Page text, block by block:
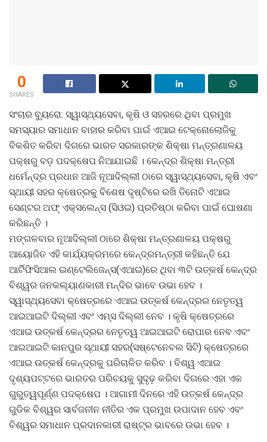
0
SHARES
ସଂଚାର ବ୍ୟୁରୋ: ସ୍ୱାସ୍ଥ୍ୟସେବା, କୃଷି ଓ ସହରରେ ଥିବା ପ୍ରମୁଖ
ସମସ୍ୟାର ସମାଧାନ ବାହାର କରିବା ପାଇଁ ଏଆଇ ଟେକ୍ନୋଲୋଜିକୁ
ବିକଶିତ କରିବା ଦିଗରେ ଭାରତ ସରକାରଙ୍କ ଶିକ୍ଷା ମନ୍ତ୍ରଣାଳୟ
ପକ୍ଷରୁ ବଡ଼ ପଦକ୍ଷେପ ନିଆଯାଇଛି । କେନ୍ଦ୍ର ଶିକ୍ଷା ମନ୍ତ୍ରୀ
ଧର୍ମେନ୍ଦ୍ର ପ୍ରଧାନ ଆଜି ନୂଆଦିଲ୍ଲୀ ଠାରେ ସ୍ୱାସ୍ଥ୍ୟସେବା, କୃଷି ଏବଂ
ସ୍ଥାୟୀ ସହର କ୍ଷେତ୍ରକୁ ବିଶେଷ ଦୃଷ୍ଟିରେ ରଖି ତିନୋଟି ଏଆଇ
ସେଣ୍ଟର ଅଫ୍ ଏକ୍ସଲେନ୍ସ (ସିଓଇ) ପ୍ରତିଷ୍ଠା କରିବା ପାଇଁ ଘୋଷଣା
କରିଛନ୍ତି ।
ମଙ୍ଗଳବାର ନୂଆଦିଲ୍ଲୀ ଠାରେ ଶିକ୍ଷା ମନ୍ତ୍ରଣାଳୟ ପକ୍ଷରୁ
ଆୟୋଜିତ ଏହି କାର୍ଯ୍ୟକ୍ରମରେ କେନ୍ଦ୍ରମନ୍ତ୍ରୀ କହିଛନ୍ତି ଯେ
ଆର୍ଟିଫିସିଆଲ ଇଣ୍ଟେଲିଜେନ୍ସ(ଏଆଇ)ରେ ଥିବା ୩ଟି ଉତ୍କର୍ଷ କେନ୍ଦ୍ର
ବିଶ୍ୱର ଜନକଲ୍ୟାଣକାରୀ ମନ୍ଦିର ଭାବେ ଉଭା ହେବ ।
ସ୍ୱାସ୍ଥ୍ୟସେବା କ୍ଷେତ୍ରରେ ଏଆଇ ଉତ୍କର୍ଷ କେନ୍ଦ୍ରର ନେତୃତ୍ୱ
ଆଇଆଇଟି ଦିଲ୍ଲୀ ଏବଂ ଏମ୍ସ ଦିଲ୍ଲୀ ନେବ । କୃଷି କ୍ଷେତ୍ରରେ
ଏଆଇ ଉତ୍କର୍ଷ କେନ୍ଦ୍ରର ନେତୃତ୍ୱ ଆଇଆଇଟି ରୋପାର ନେବ ଏବଂ
ଆଇଆଇଟି କାନପୁର ସ୍ଥାୟୀ ସହର(ସଷ୍ଟେନେବଲ ସିଟି) କ୍ଷେତ୍ରରେ
ଏଆଇ ଉତ୍କର୍ଷ କେନ୍ଦ୍ରକୁ ପରିଚାଳିତ କରିବ । ବିଶ୍ୱ ଏଆଇ
ଦୃଶ୍ୟପଟ୍ଟରେ ଭାରତର ପରିଚୟକୁ ସୁଦୃଢ଼ କରିବା ଦିଗରେ ଏହା ଏକ
ଗୁରୁତ୍ୱପୂର୍ଣ୍ଣ ପଦକ୍ଷେପ । ଆଗାମୀ ଦିନରେ ଏହି ଉତ୍କର୍ଷ କେନ୍ଦ୍ର
ଗୁଡିକ ବିଶ୍ୱର ସାର୍ବଜନୀନ ନୀତିର ଏକ ପ୍ରମୁଖ ଉପାଦାନ ହେବ ଏବଂ
ବିଶ୍ୱର ସମାଧାନ ପ୍ରଦାନକାରୀ ରାଷ୍ଟ୍ର ଭାବରେ ଉଭା ହେବ ।